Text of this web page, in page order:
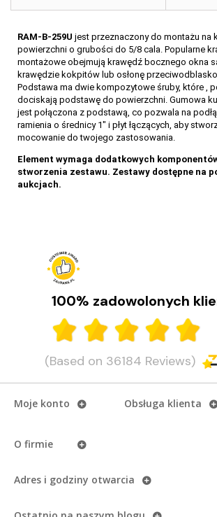
RAM-B-259U jest przeznaczony do montażu na
powierzchni o grubości do 5/8 cala. Popularne
montażowe obejmują krawędź bocznego okna
krawędzie kokpitów lub osłonę
Podstawa ma dwie kompozytowe śruby, które ,
dociskają podstawę do powierzchni. Gumowa
jest połączona z podstawą, co pozwala na
ramienia o średnicy 1" i płyt łączących, aby
mocowanie do twojego zastosowania.
Element wymaga dodatkowych
stworzenia zestawu. Zestawy dostępne na
aukcjach.
100% zadowolonych
(Based on 36184 Reviews)
Moje konto
O firmie
Obsługa klienta
Adres i godziny otwarcia